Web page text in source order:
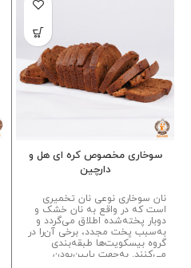
سوخاری مخصوص کره ای هل و
دارچین
نان سوخاری نوعی نان تخمیری
است که در واقع به نان خشک و
دوبار پخته‌شده اطلاق می‌گردد و
به‌سبب پخت مجدد، برخی آن‌را در
گروه بیسکویت‌ها طبقه‌بندی
می‌کنند. به‌جهت پایین‌بودن